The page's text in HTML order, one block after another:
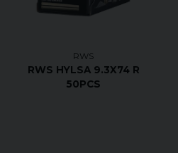
RWS
RWS HYLSA 9.3X74 R
50PCS